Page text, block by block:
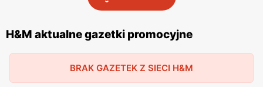
prezentują najnowsze kolekcje, wyprzedaże oraz
specjalne oferty, dzięki czemu klienci mogą planować
swoje zakupy i korzystać z wyjątkowych okazji cenowych.
sklepach, jak i online, co umożliwia łatwy dostęp do
H&M aktualne gazetki promocyjne
BRAK GAZETEK Z SIECI H&M